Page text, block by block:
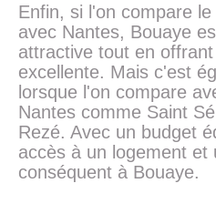
Enfin, si l'on compare
avec Nantes, Bouaye
attractive tout en
excellente. Mais c'est
lorsque l'on compare
Nantes comme Saint
Rezé. Avec un budget
accès à un logement et
conséquent à Bouaye.